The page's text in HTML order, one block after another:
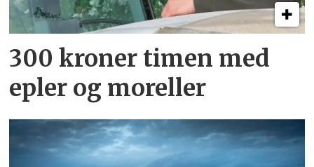
300 kroner timen med
epler og moreller